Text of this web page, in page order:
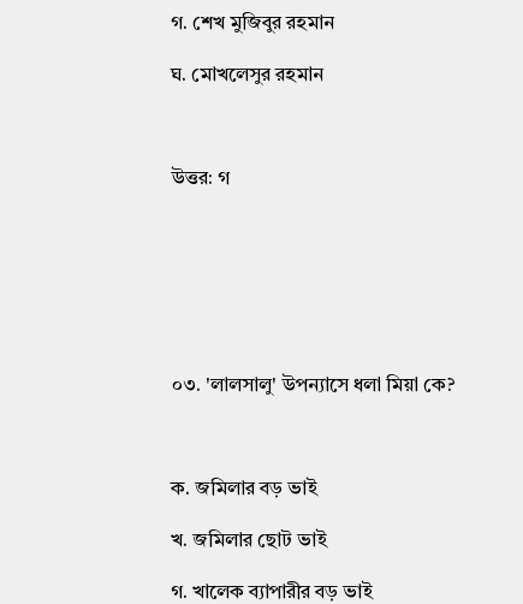
গ. শেখ মুজিবুর রহমান
ঘ. মোখলেসুর রহমান
উত্তর: গ
০৩. 'লালসালু' উপন্যাসে ধলা মিয়া কে?
ক. জমিলার বড় ভাই
খ. জমিলার ছোট ভাই
গ. খালেক ব্যাপারীর বড় ভাই